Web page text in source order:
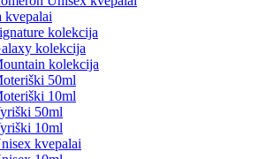
kvepalai
kolekcija
kolekcija
kolekcija
50ml
10ml
50ml
10ml
kvepalai